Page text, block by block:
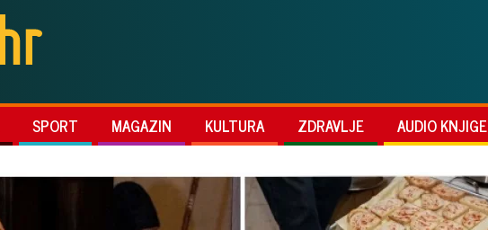
SPORT MAGAZIN KULTURA ZDRAVLJE AUDIO KNJIGE